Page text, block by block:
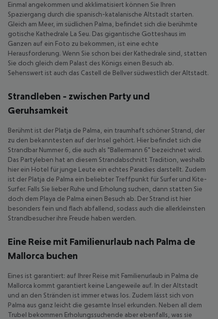
Einmal angekommen und akklimatisiert können Sie Ihren
Spaziergang durch die spanisch-katalanische Altstadt starten.
Gleich am Meer, im südlichen Palma, befindet sich die berühmte
gotische Kathedrale La Seu. Das gigantische Gotteshaus im
Ganzen auf ein Foto zu bekommen, ist eine echte
Herausforderung. Wenn Sie schon bei der Kathedrale sind, statten
Sie doch gleich dem Palast des Königs einen Besuch ab.
Sehenswert ist auch das Castell de Bellver südwestlich der Altstadt.
Strandleben - zwischen Party und
Geruhsamkeit
Berühmt ist der Platja de Palma, ein traumhaft schöner Strand, der
zu den bekanntesten auf der Insel gehört. Hier befindet sich die
Strandbar Nummer 6, die auch als "Ballermann 6" bezeichnet wird.
Das Partyleben hat an diesem Strandabschnitt Tradition, weshalb
hier ein Hotel für junge Leute ein echtes Paradies darstellt. Zudem
ist der Platja de Palma ein beliebter Treffpunkt für Surfer und Kite-
Surfer. Falls Sie lieber Ruhe und Erholung suchen, dann statten Sie
doch dem Playa de Palma einen Besuch ab. Der Strand ist hier
besonders fein und flach abfallend, sodass auch die allerkleinsten
Strandbesucher ihre Freude haben werden.
Eine Reise mit Familienurlaub nach Palma de
Mallorca buchen
Eines ist garantiert: auf Ihrer Reise mit Familienurlaub in Palma de
Mallorca kommt garantiert keine Langeweile auf. In der Altstadt
und an den Stränden ist immer etwas los. Zudem lässt sich von
Palma aus ganz leicht die gesamte Insel erkunden. Neben all dem
Trubel bekommen Erholungssuchende aber ebenfalls, was sie